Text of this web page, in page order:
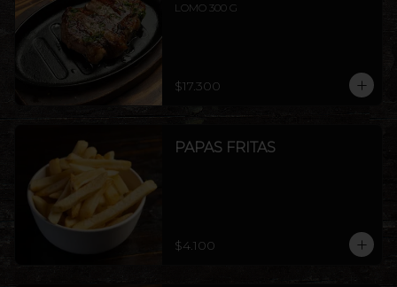
LOMO 300 G
$17.300
PAPAS FRITAS
$4.100